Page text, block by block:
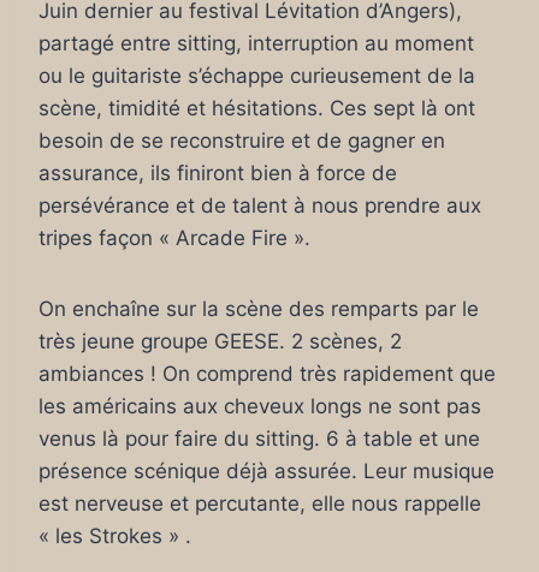
Juin dernier au festival Lévitation d’Angers),
partagé entre sitting, interruption au moment
ou le guitariste s’échappe curieusement de la
scène, timidité et hésitations. Ces sept là ont
besoin de se reconstruire et de gagner en
assurance, ils finiront bien à force de
persévérance et de talent à nous prendre aux
tripes façon « Arcade Fire ».
On enchaîne sur la scène des remparts par le
très jeune groupe GEESE. 2 scènes, 2
ambiances ! On comprend très rapidement que
les américains aux cheveux longs ne sont pas
venus là pour faire du sitting. 6 à table et une
présence scénique déjà assurée. Leur musique
est nerveuse et percutante, elle nous rappelle
« les Strokes » .